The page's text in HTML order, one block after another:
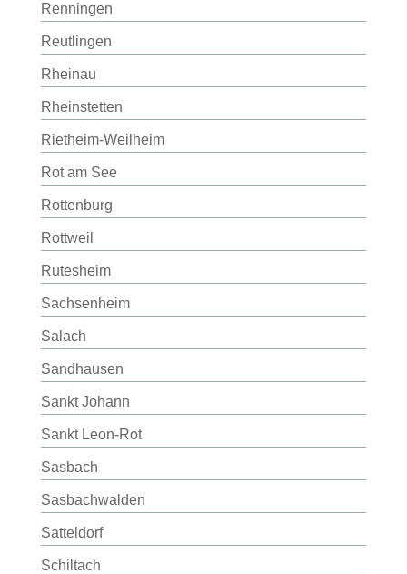
Renningen
Reutlingen
Rheinau
Rheinstetten
Rietheim-Weilheim
Rot am See
Rottenburg
Rottweil
Rutesheim
Sachsenheim
Salach
Sandhausen
Sankt Johann
Sankt Leon-Rot
Sasbach
Sasbachwalden
Satteldorf
Schiltach